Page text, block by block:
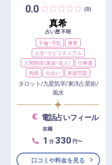
0.0 (0)
真希
占い歴 不明
不倫・浮気
事業
人生・スピリチュアル
人間関係（家族・友人）
仕事運
再婚
出会い 家庭問題
タロット/九星気学/東洋占星術/
風水
電話占いフィール
在籍
1 分 330 円〜
口コミや料金を見る